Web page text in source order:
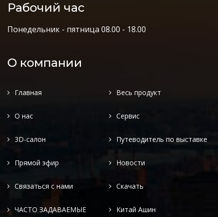
Рабочий час
Понедельник - пятница 08.00 - 18.00
О компании
Главная Весь продукт
О нас Сервис
3D-салон Путеводитель по выставке
Прямой эфир Новости
Связаться с нами Скачать
ЧАСТО ЗАДАВАЕМЫЕ
Китай Ашин